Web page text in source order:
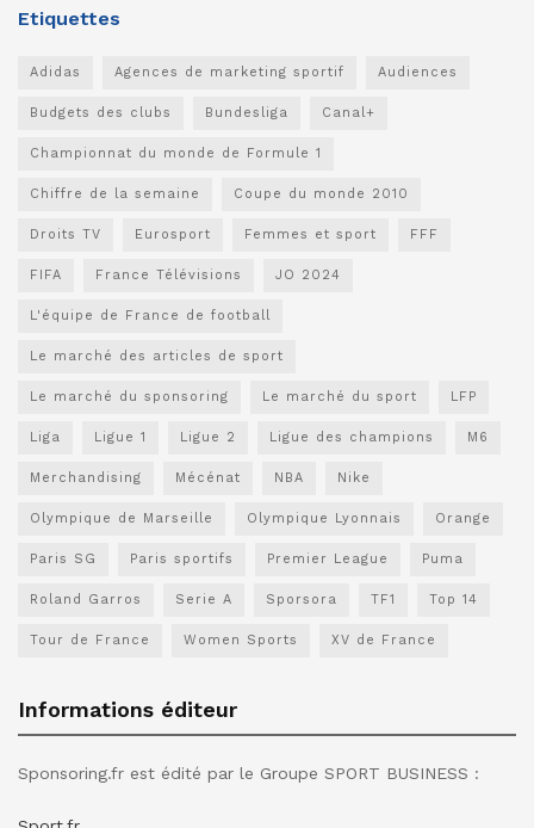
Etiquettes
Adidas Agences de marketing sportif Audiences
Budgets des clubs Bundesliga Canal+
Championnat du monde de Formule 1
Chiffre de la semaine Coupe du monde 2010
Droits TV Eurosport Femmes et sport FFF
FIFA France Télévisions JO 2024
L'équipe de France de football
Le marché des articles de sport
Le marché du sponsoring Le marché du sport LFP
Liga Ligue 1 Ligue 2 Ligue des champions M6
Merchandising Mécénat NBA Nike
Olympique de Marseille Olympique Lyonnais Orange
Paris SG Paris sportifs Premier League Puma
Roland Garros Serie A Sporsora TF1 Top 14
Tour de France Women Sports XV de France
Informations éditeur
Sponsoring.fr est édité par le Groupe SPORT BUSINESS :